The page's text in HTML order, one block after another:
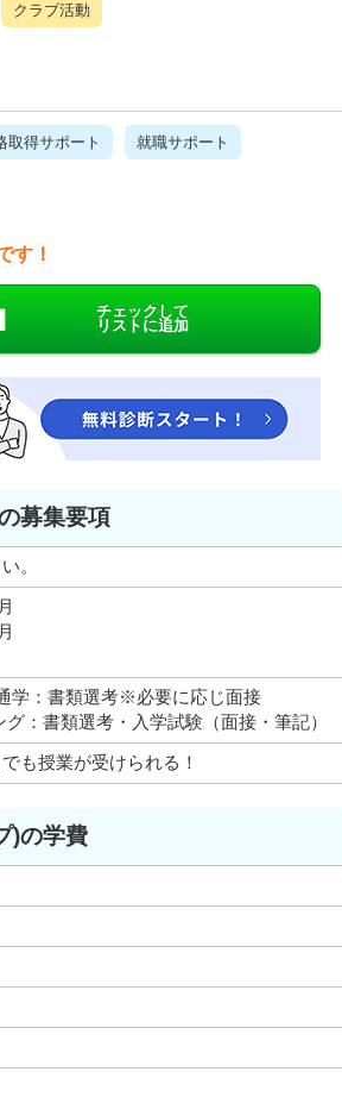
クラブ活動
取得サポート 就職サポート
す！
チェックして
リストに追加
募集要項
。
学：書類選考※必要に応じ面接
：書類選考・入学試験（面接・筆記）
も授業が受けられる！
)の学費